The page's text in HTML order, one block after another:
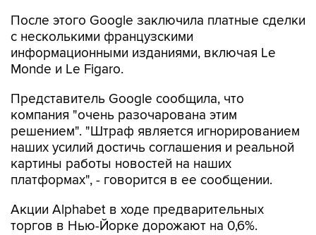
После этого Google заключила платные сделки
с несколькими французскими
информационными изданиями, включая Le
Monde и Le Figaro.
Представитель Google сообщила, что
компания "очень разочарована этим
решением". "Штраф является игнорированием
наших усилий достичь соглашения и реальной
картины работы новостей на наших
платформах", - говорится в ее сообщении.
Акции Alphabet в ходе предварительных
торгов в Нью-Йорке дорожают на 0,6%.